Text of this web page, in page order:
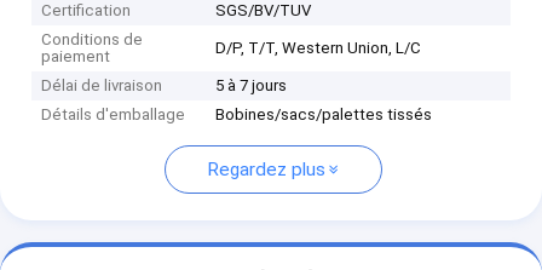
Certification
SGS/BV/TUV
Conditions de
paiement
D/P, T/T, Western Union, L/C
Délai de livraison
5 à 7 jours
Détails d'emballage
Bobines/sacs/palettes tissés
Regardez plus